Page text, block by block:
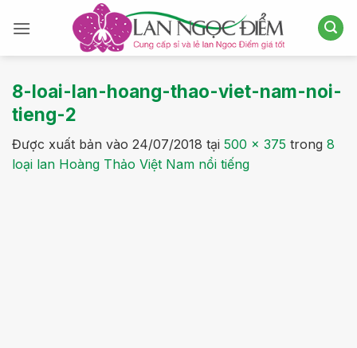
qua
8-loai-lan-hoang-thao-viet-nam-noi-
tieng-2
Được xuất bản vào 24/07/2018 tại 500 × 375 trong 8
loại lan Hoàng Thảo Việt Nam nổi tiếng